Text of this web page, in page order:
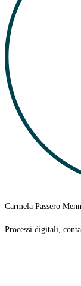
Carmela Passero
Processi digitali,